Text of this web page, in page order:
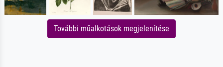
További műalkotások megjelenítése